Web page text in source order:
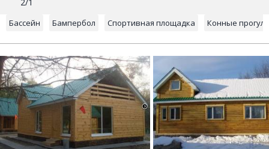
Бассейн Бампербол Спортивная площадка Конные